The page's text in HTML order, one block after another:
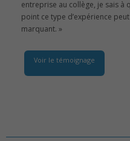
entreprise au collège, je sais à
point ce type d’expérience
marquant. »
Voir le témoignage